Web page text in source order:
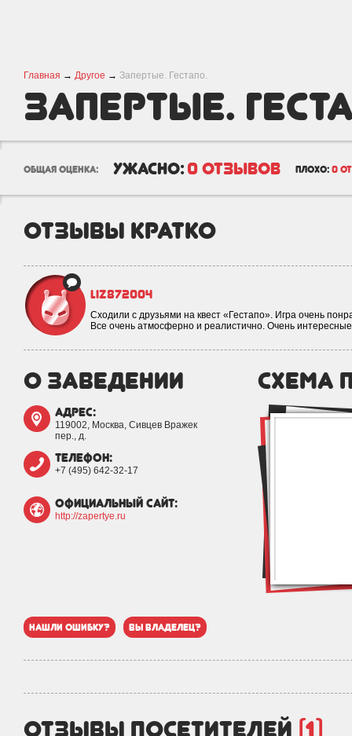
Главная → Другое → Запертые. Гестапо.
Запертые.
общая оценка: ужасно: 0 отзывов плохо: 0
отзывы кратко
Liz872004
Сходили с друзьями на квест «Гестапо». Игра очень
Все очень атмосферно и реалистично. Очень
о заведении
адрес:
119002, Москва, Сивцев Вражек
пер., д.
телефон:
+7 (495) 642-32-17
официальный сайт:
http://zapertye.ru
схема
нашли ошибку? вы владелец?
отзывы посетителей (1)